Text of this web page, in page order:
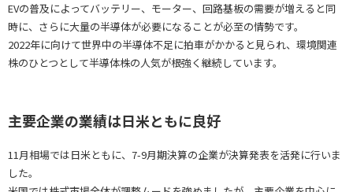
EVの普及によってバッテリー、モーター、回路基板の需要が増えると同
時に、さらに大量の半導体が必要になることが必至の情勢です。
2022年に向けて世界中の半導体不足に拍車がかかると見られ、環境関連
株のひとつとして半導体株の人気が根強く継続しています。
主要企業の業績は日米ともに良好
11月相場では日米ともに、7-9月期決算の企業が決算発表を活発に行いま
した。